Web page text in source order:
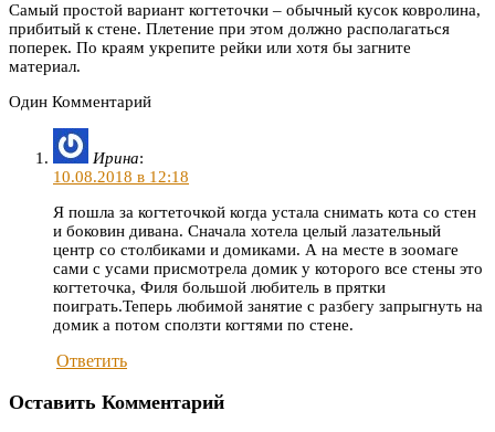
Самый простой вариант когтеточки – обычный кусок ковролина,
прибитый к стене. Плетение при этом должно располагаться
поперек. По краям укрепите рейки или хотя бы загните
материал.
Один Комментарий
Ирина:
10.08.2018 в 12:18
Я пошла за когтеточкой когда устала снимать кота со стен
и боковин дивана. Сначала хотела целый лазательный
центр со столбиками и домиками. А на месте в зоомаге
сами с усами присмотрела домик у которого все стены это
когтеточка, Филя большой любитель в прятки
поиграть.Теперь любимой занятие с разбегу запрыгнуть на
домик а потом сползти когтями по стене.
Ответить
Оставить Комментарий